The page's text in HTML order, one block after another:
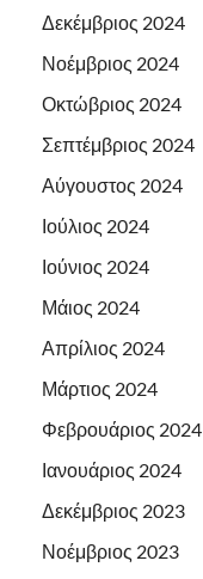
Δεκέμβριος 2024
Νοέμβριος 2024
Οκτώβριος 2024
Σεπτέμβριος 2024
Αύγουστος 2024
Ιούλιος 2024
Ιούνιος 2024
Μάιος 2024
Απρίλιος 2024
Μάρτιος 2024
Φεβρουάριος 2024
Ιανουάριος 2024
Δεκέμβριος 2023
Νοέμβριος 2023